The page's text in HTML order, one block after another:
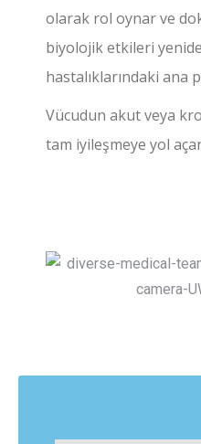
olarak rol oynar ve
biyolojik etkileri
hastalıklarındaki ana
Vücudun akut veya
tam iyileşmeye yol